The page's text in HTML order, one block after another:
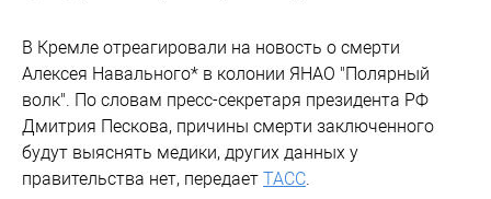
В Кремле отреагировали на новость о смерти
Алексея Навального* в колонии ЯНАО "Полярный
волк". По словам пресс-секретаря президента РФ
Дмитрия Пескова, причины смерти заключенного
будут выяснять медики, других данных у
правительства нет, передает ТАСС